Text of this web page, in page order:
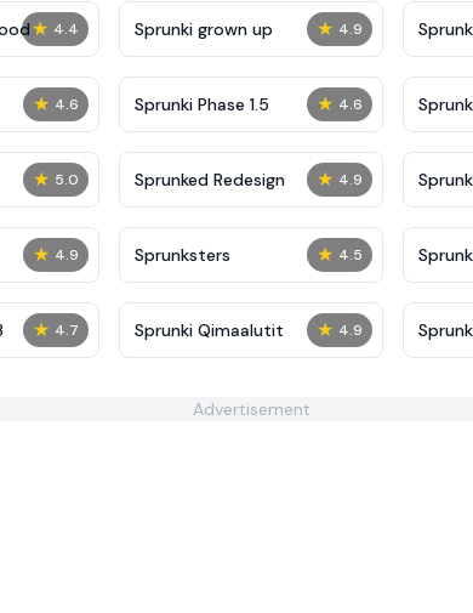
★ 4.4 ★ 4.9
Sprunki grown up
★ 4.6 ★ 4.6
Sprunki Phase 1.5
★ 5.0 ★ 4.9
Sprunked Redesign
★ 4.9 ★ 4.5
Sprunksters
★ 4.7 ★ 4.9
Sprunki Qimaalutit
Advertisement